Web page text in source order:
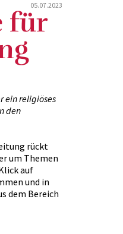
05.07.2023
für
ein religiöses
den
rückt
um Themen
auf
und in
dem Bereich